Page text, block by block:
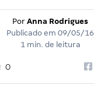
Por Anna Rodrigues
Publicado em 09/05/16
1 min. de leitura
0